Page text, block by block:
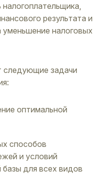
результата и
налоговых
следующие задачи
оптимальной
способов
и условий
для всех видов